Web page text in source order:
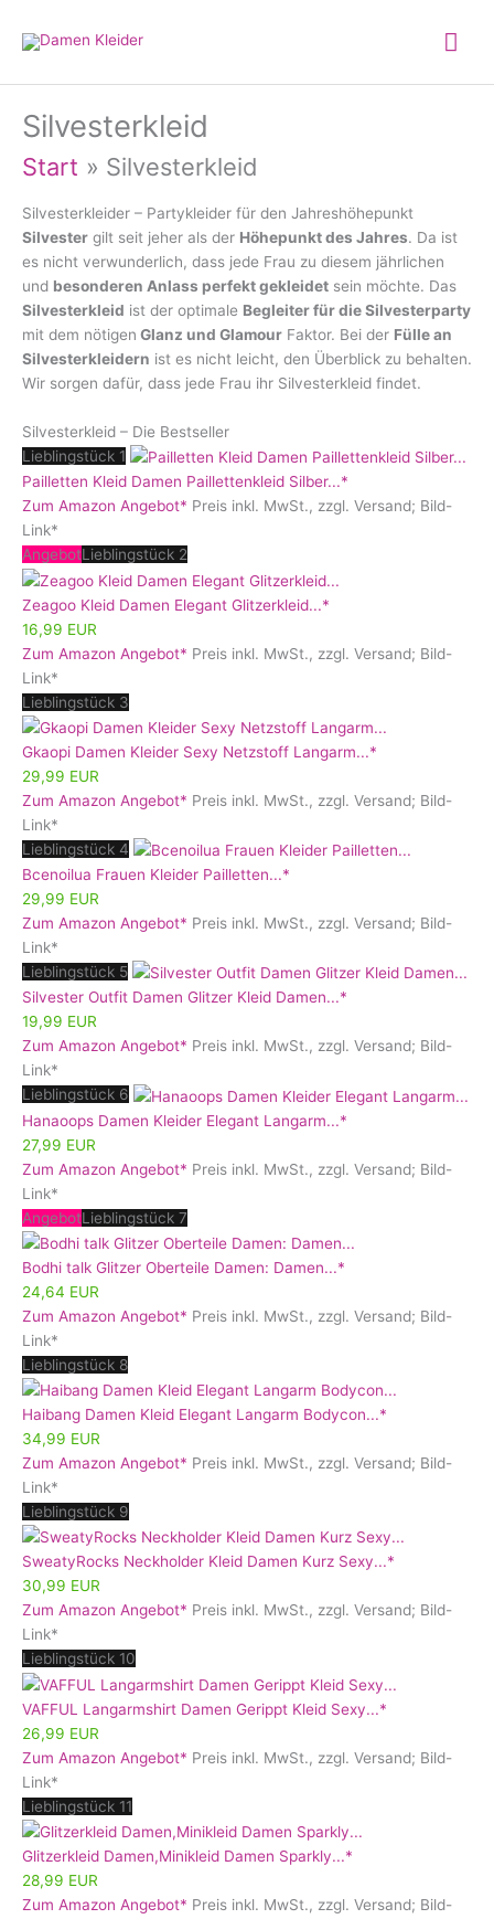
Inhalt
Silvesterkleid
Start Silvesterkleid
Silvesterkleider – Partykleider für den Jahreshöhepunkt
Silvester gilt seit jeher als der Höhepunkt des Jahres. Da ist
es nicht verwunderlich, dass jede Frau zu diesem jährlichen
und besonderen Anlass perfekt gekleidet sein möchte. Das
Silvesterkleid ist der optimale Begleiter für die Silvesterparty
mit dem nötigen Glanz und Glamour Faktor. Bei der Fülle an
Silvesterkleidern ist es nicht leicht, den Überblick zu behalten.
Wir sorgen dafür, dass jede Frau ihr Silvesterkleid findet.
Silvesterkleid – Die Bestseller
Lieblingstück 1
Pailletten Kleid Damen Paillettenkleid Silber...*
Zum Amazon Angebot* Preis inkl. MwSt., zzgl. Versand; Bild-
Link*
AngebotLieblingstück 2
Zeagoo Kleid Damen Elegant Glitzerkleid...*
16,99 EUR
Zum Amazon Angebot* Preis inkl. MwSt., zzgl. Versand; Bild-
Link*
Lieblingstück 3
Gkaopi Damen Kleider Sexy Netzstoff Langarm...*
29,99 EUR
Zum Amazon Angebot* Preis inkl. MwSt., zzgl. Versand; Bild-
Link*
Lieblingstück 4
Bcenoilua Frauen Kleider Pailletten...*
29,99 EUR
Zum Amazon Angebot* Preis inkl. MwSt., zzgl. Versand; Bild-
Link*
Lieblingstück 5
Silvester Outfit Damen Glitzer Kleid Damen...*
19,99 EUR
Zum Amazon Angebot* Preis inkl. MwSt., zzgl. Versand; Bild-
Link*
Lieblingstück 6
Hanaoops Damen Kleider Elegant Langarm...*
27,99 EUR
Zum Amazon Angebot* Preis inkl. MwSt., zzgl. Versand; Bild-
Link*
AngebotLieblingstück 7
Bodhi talk Glitzer Oberteile Damen: Damen...*
24,64 EUR
Zum Amazon Angebot* Preis inkl. MwSt., zzgl. Versand; Bild-
Link*
Lieblingstück 8
Haibang Damen Kleid Elegant Langarm Bodycon...*
34,99 EUR
Zum Amazon Angebot* Preis inkl. MwSt., zzgl. Versand; Bild-
Link*
Lieblingstück 9
SweatyRocks Neckholder Kleid Damen Kurz Sexy...*
30,99 EUR
Zum Amazon Angebot* Preis inkl. MwSt., zzgl. Versand; Bild-
Link*
Lieblingstück 10
VAFFUL Langarmshirt Damen Gerippt Kleid Sexy...*
26,99 EUR
Zum Amazon Angebot* Preis inkl. MwSt., zzgl. Versand; Bild-
Link*
Lieblingstück 11
Glitzerkleid Damen,Minikleid Damen Sparkly...*
28,99 EUR
Zum Amazon Angebot* Preis inkl. MwSt., zzgl. Versand; Bild-